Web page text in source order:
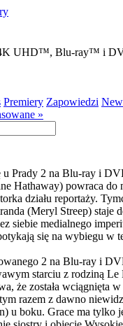
UHD™, Blu-ray™ i
Premiery Zapowiedzi
»
u Prady 2 na Blu-ray i
Hathaway) powraca do
działu reportaży.
(Meryl Streep) staje
siebie medialnego
się na wybiegu w
2 na Blu-ray i
starciu z rodziną Le
że została wciągnięta
razem z dawno
u boku. Grace ma tylko